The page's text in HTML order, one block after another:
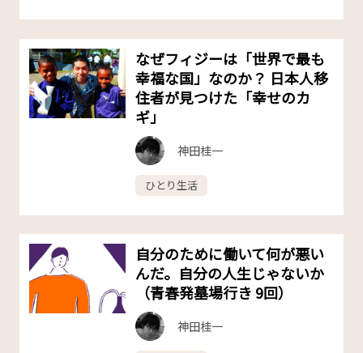
なぜフィジーは「世界で最も
幸福な国」なのか？ 日本人移
住者が見つけた「幸せのカ
ギ」
神田桂一
ひとり生活
自分のために働いて何が悪い
んだ。自分の人生じゃないか
（青春発墓場行き 9回）
神田桂一